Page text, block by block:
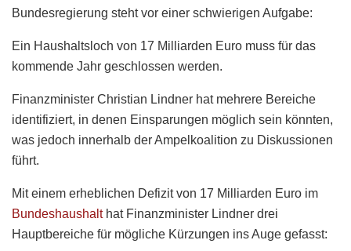
Bundesregierung steht vor einer schwierigen Aufgabe:
Ein Haushaltsloch von 17 Milliarden Euro muss für das
kommende Jahr geschlossen werden.
Finanzminister Christian Lindner hat mehrere Bereiche
identifiziert, in denen Einsparungen möglich sein könnten,
was jedoch innerhalb der Ampelkoalition zu Diskussionen
führt.
Mit einem erheblichen Defizit von 17 Milliarden Euro im
Bundeshaushalthat Finanzminister Lindner drei
Hauptbereiche für mögliche Kürzungen ins Auge gefasst: